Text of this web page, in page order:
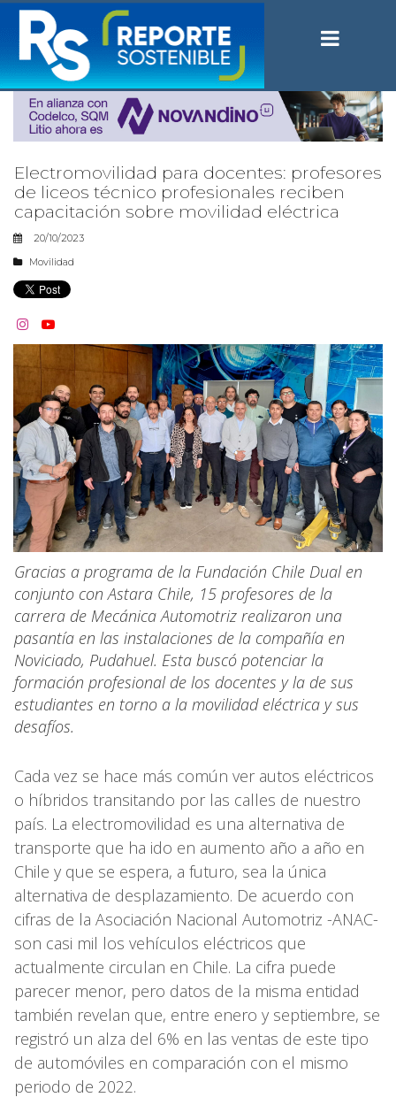
Electromovilidad para docentes: profesores
de liceos técnico profesionales reciben
capacitación sobre movilidad eléctrica
20/10/2023
Movilidad
 
Gracias a programa de la Fundación Chile Dual en
conjunto con Astara Chile, 15 profesores de la
carrera de Mecánica Automotriz realizaron una
pasantía en las instalaciones de la compañía en
Noviciado, Pudahuel. Esta buscó potenciar la
formación profesional de los docentes y la de sus
estudiantes en torno a la movilidad eléctrica y sus
desafíos.
Cada vez se hace más común ver autos eléctricos
o híbridos transitando por las calles de nuestro
país. La electromovilidad es una alternativa de
transporte que ha ido en aumento año a año en
Chile y que se espera, a futuro, sea la única
alternativa de desplazamiento. De acuerdo con
cifras de la Asociación Nacional Automotriz -ANAC-
son casi mil los vehículos eléctricos que
actualmente circulan en Chile. La cifra puede
parecer menor, pero datos de la misma entidad
también revelan que, entre enero y septiembre, se
registró un alza del 6% en las ventas de este tipo
de automóviles en comparación con el mismo
periodo de 2022.